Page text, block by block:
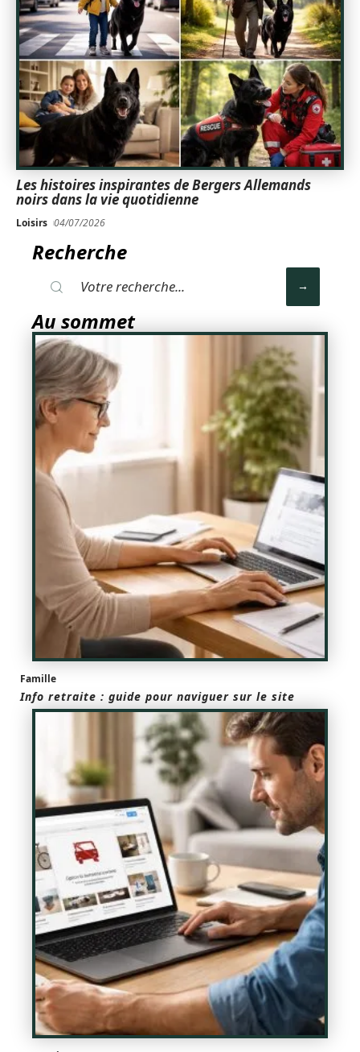
Les histoires inspirantes de Bergers Allemands
noirs dans la vie quotidienne
Loisirs 04/07/2026
Recherche
Au sommet
Famille
Info retraite : guide pour naviguer sur le site